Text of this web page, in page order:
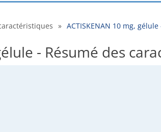
» ACTISKENAN 10 mg,
- Résumé des